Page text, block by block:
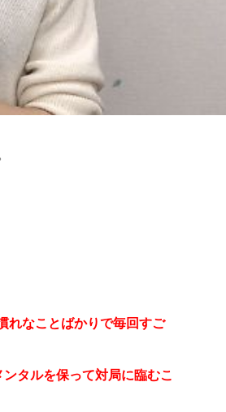
れなことばかりで毎回すご
タルを保って対局に臨むこ